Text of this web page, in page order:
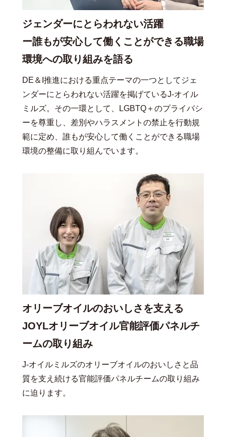
ジェンダーにとらわれない活躍
ー誰もが安心して働くことができる職場
環境への取り組みを語る
DE＆I推進における重点テーマの一つとしてジェ
ンダーにとらわれない活躍を掲げているJ-オイル
ミルズ。その一環として、LGBTQ＋のプライバシ
ーを尊重し、差別やハラスメントの禁止を行動規
範に定め、誰もが安心して働くことができる職場
環境の整備に取り組んでいます。
オリーブオイルのおいしさを支える
JOYLオリーブオイル官能評価パネルチ
ームの取り組み
J-オイルミルズのオリーブオイルのおいしさと品
質を支え続ける官能評価パネルチームの取り組み
に迫ります。